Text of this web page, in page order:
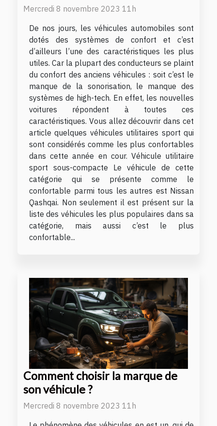
Mercredi 8 novembre 2023 11h
De nos jours, les véhicules automobiles sont
dotés des systèmes de confort et c’est
d’ailleurs l’une des caractéristiques les plus
utiles. Car la plupart des conducteurs se plaint
du confort des anciens véhicules : soit c’est le
manque de la sonorisation, le manque des
systèmes de high-tech. En effet, les nouvelles
voitures répondent à toutes ces
caractéristiques. Vous allez découvrir dans cet
article quelques véhicules utilitaires sport qui
sont considérés comme les plus confortables
dans cette année en cour. Véhicule utilitaire
sport sous-compacte Le véhicule de cette
catégorie qui se présente comme le
confortable parmi tous les autres est Nissan
Qashqai. Non seulement il est présent sur la
liste des véhicules les plus populaires dans sa
catégorie, mais aussi c’est le plus
confortable...
Comment choisir la marque de
son véhicule ?
Mercredi 8 novembre 2023 11h